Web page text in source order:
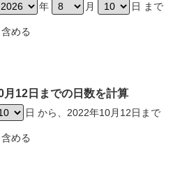
年 月 日 まで
含める
12日までの日数を計算
日 から、2022年10月12日まで
含める